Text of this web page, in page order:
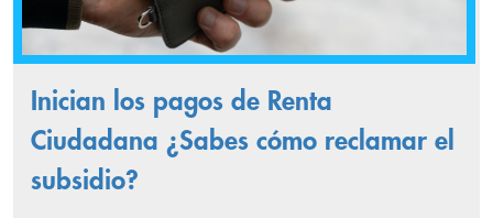
Inician los pagos de Renta
Ciudadana ¿Sabes cómo reclamar el
subsidio?